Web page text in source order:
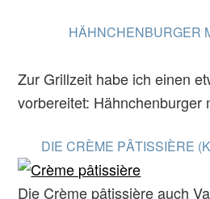
HÄHNCHENBURGER
Zur Grillzeit habe ich einen
vorbereitet: Hähnchenburger
DIE CRÈME PÂTISSIÈRE
Die Crème pâtissière auch